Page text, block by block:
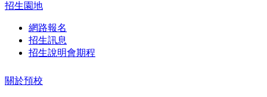
招生園地
網路報名
招生訊息
招生說明會期程
關於預校